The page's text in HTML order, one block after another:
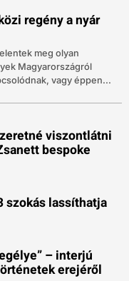
regény a nyár
meg olyan
Magyarországról
vagy éppen...
viszontlátni
bespoke
szokás lassíthatja
– interjú
erejéről